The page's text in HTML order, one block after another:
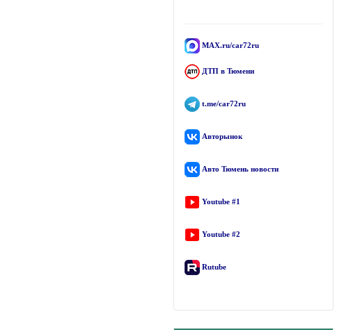
MAX.ru/car72ru
ДТП в Тюмени
t.me/car72ru
Авторынок
Авто Тюмень новости
Youtube #1
Youtube #2
Rutube